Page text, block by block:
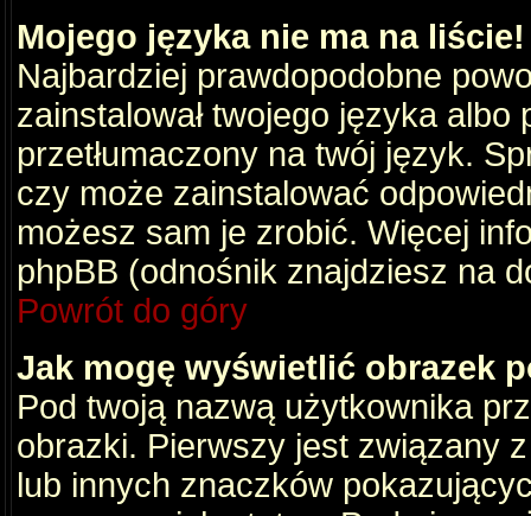
Mojego języka nie ma na liście!
Najbardziej prawdopodobne
zainstalował twojego języka albo
przetłumaczony na twój język.
czy może zainstalować
możesz sam je zrobić. Więcej
phpBB (odnośnik znajdziesz na
Powrót do góry
Jak mogę wyświetlić obrazek
Pod twoją nazwą użytkownika
obrazki. Pierwszy jest związany
lub innych znaczków